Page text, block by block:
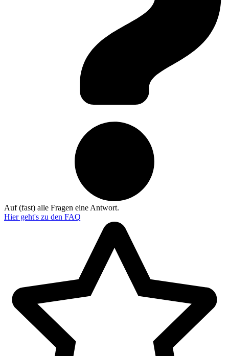
Auf (fast) alle Fragen eine Antwort.
Hier geht's zu den FAQ